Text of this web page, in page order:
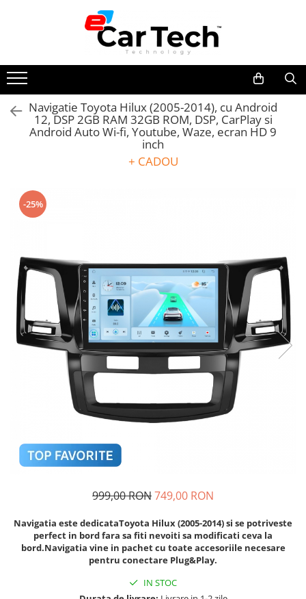
Summer sale
Navigatie dedicata
Navigatii Volkswagen
Navigatii Ford
Navigatii Opel
Navigatii Toyota
Navigatii Dacia
Navigatii Peugeot
Navigatii Audi
Navigatii BMW
Navigatii Mercedes
Navigatii Fiat
Navigatii Nissan
Navigatii Suzuki
Navigatii Volvo
Navigatii KIA
Navigatii Renault
Navigatii Mazda
Navigatie Toyota Hilux (2005-2014), cu Android
12, DSP 2GB RAM 32GB ROM, DSP, CarPlay si
Android Auto Wi-fi, Youtube, Waze, ecran HD 9
inch
+ CADOU
-25%
999,00 RON749,00 RON
Navigatia este dedicataToyota Hilux (2005-2014) si se potriveste
perfect in bord fara sa fiti nevoiti sa modificati ceva la
bord.Navigatia vine in pachet cu toate accesoriile necesare
pentru conectare Plug&Play.
IN STOC